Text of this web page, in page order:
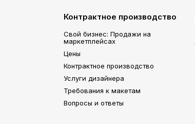
Контрактное производство
Свой бизнес: Продажи на
маркетплейсах
Цены
Контрактное производство
Услуги дизайнера
Требования к макетам
Вопросы и ответы